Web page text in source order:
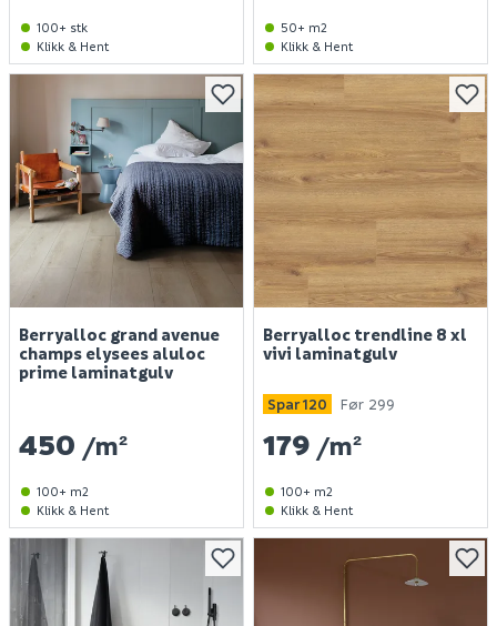
100+ stk
Klikk & Hent
50+ m2
Klikk & Hent
Berryalloc grand avenue
champs elysees aluloc
prime laminatgulv
450 /m²
100+ m2
Klikk & Hent
Berryalloc trendline 8 xl
vivi laminatgulv
179 /m²
Spar 120 Før 299
100+ m2
Klikk & Hent